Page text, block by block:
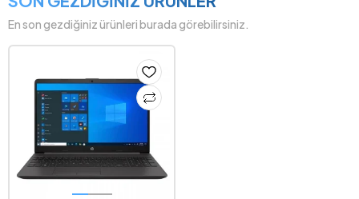
En son gezdiğiniz ürünleri burada görebilirsiniz.